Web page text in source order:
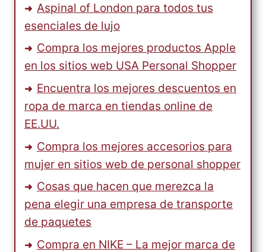
Aspinal of London para todos tus
esenciales de lujo
Compra los mejores productos Apple
en los sitios web USA Personal Shopper
Encuentra los mejores descuentos en
ropa de marca en tiendas online de
EE.UU.
Compra los mejores accesorios para
mujer en sitios web de personal shopper
Cosas que hacen que merezca la
pena elegir una empresa de transporte
de paquetes
Compra en NIKE – La mejor marca de